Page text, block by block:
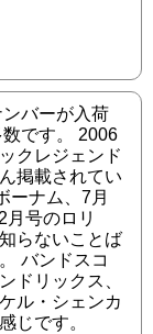
バーが入荷
です。 2006
クレジェンド
掲載されてい
ーナム、7月
号のロリ
らないことば
バンドスコ
ドリックス、
ル・シェンカ
じです。